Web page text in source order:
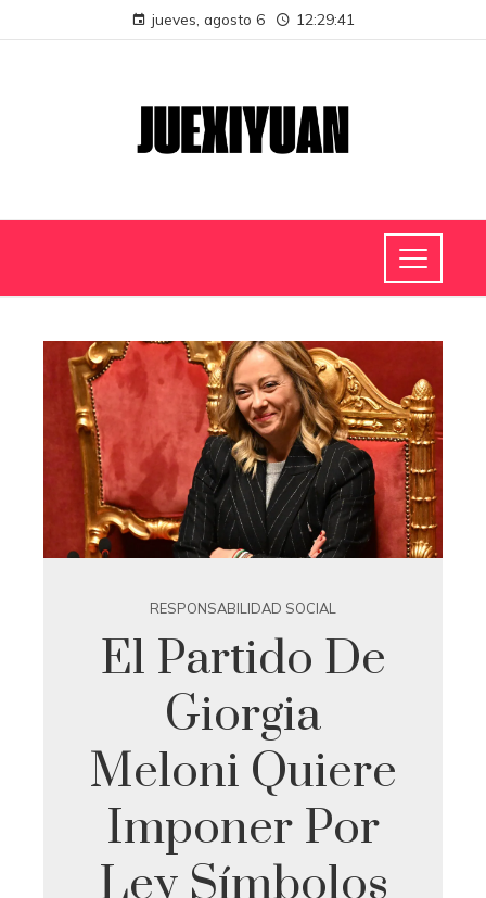
jueves, agosto 6 12:29:41
RESPONSABILIDAD SOCIAL
El Partido De
Giorgia
Meloni Quiere
Imponer Por
Ley Símbolos